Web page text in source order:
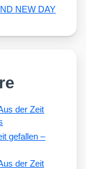
NEW DAY
der Zeit
gefallen –
der Zeit